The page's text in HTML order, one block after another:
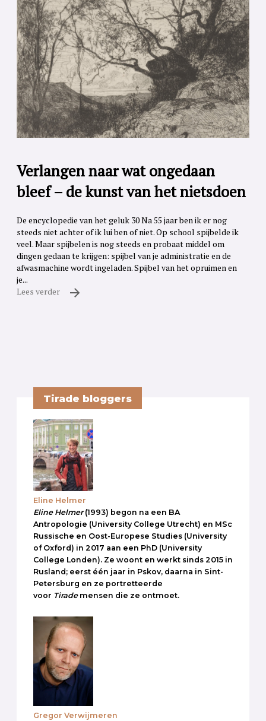
Verlangen naar wat ongedaan
bleef – de kunst van het nietsdoen
De encyclopedie van het geluk 30 Na 55 jaar ben ik er nog
steeds niet achter of ik lui ben of niet. Op school spijbelde ik
veel. Maar spijbelen is nog steeds en probaat middel om
dingen gedaan te krijgen: spijbel van je administratie en de
afwasmachine wordt ingeladen. Spijbel van het opruimen en
je...
Lees verder
Tirade bloggers
Eline Helmer
Eline Helmer(1993) begon na een BA
Antropologie (University College Utrecht) en MSc
Russische en Oost-Europese Studies (University
of Oxford) in 2017 aan een PhD (University
College Londen). Ze woont en werkt sinds 2015 in
Rusland; eerst één jaar in Pskov, daarna in Sint-
Petersburg en ze portretteerde
voor Tirademensen die ze ontmoet.
Gregor Verwijmeren